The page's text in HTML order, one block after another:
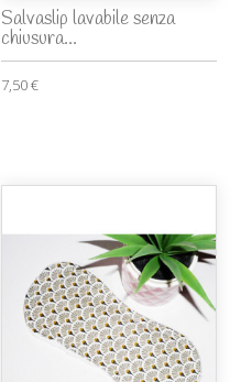
Salvaslip lavabile senza
chiusura...
7,50 €